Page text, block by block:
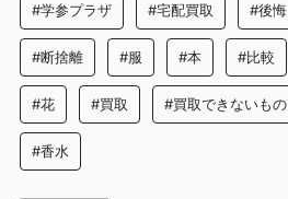
#学参プラザ #宅配買取 #後悔
#断捨離 #服 #本 #比較
#花 #買取 #買取できないもの
#香水